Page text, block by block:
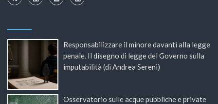
Responsabilizzare il minore davanti alla legge
penale. Il disegno di legge del Governo sulla
imputabilità (di Andrea Sereni)
Osservatorio sulle acque pubbliche e private